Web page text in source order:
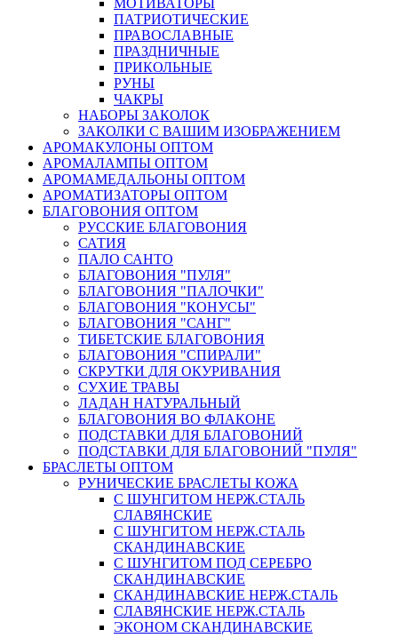
МОТИВАТОРЫ
ПАТРИОТИЧЕСКИЕ
ПРАВОСЛАВНЫЕ
ПРАЗДНИЧНЫЕ
ПРИКОЛЬНЫЕ
РУНЫ
ЧАКРЫ
НАБОРЫ ЗАКОЛОК
ЗАКОЛКИ С ВАШИМ ИЗОБРАЖЕНИЕМ
АРОМАКУЛОНЫ ОПТОМ
АРОМАЛАМПЫ ОПТОМ
АРОМАМЕДАЛЬОНЫ ОПТОМ
АРОМАТИЗАТОРЫ ОПТОМ
БЛАГОВОНИЯ ОПТОМ
РУССКИЕ БЛАГОВОНИЯ
САТИЯ
ПАЛО САНТО
БЛАГОВОНИЯ "ПУЛЯ"
БЛАГОВОНИЯ "ПАЛОЧКИ"
БЛАГОВОНИЯ "КОНУСЫ"
БЛАГОВОНИЯ "САНГ"
ТИБЕТСКИЕ БЛАГОВОНИЯ
БЛАГОВОНИЯ "СПИРАЛИ"
СКРУТКИ ДЛЯ ОКУРИВАНИЯ
СУХИЕ ТРАВЫ
ЛАДАН НАТУРАЛЬНЫЙ
БЛАГОВОНИЯ ВО ФЛАКОНЕ
ПОДСТАВКИ ДЛЯ БЛАГОВОНИЙ
ПОДСТАВКИ ДЛЯ БЛАГОВОНИЙ "ПУЛЯ"
БРАСЛЕТЫ ОПТОМ
РУНИЧЕСКИЕ БРАСЛЕТЫ КОЖА
C ШУНГИТОМ НЕРЖ.СТАЛЬ
СЛАВЯНСКИЕ
С ШУНГИТОМ НЕРЖ.СТАЛЬ
СКАНДИНАВСКИЕ
С ШУНГИТОМ ПОД СЕРЕБРО
СКАНДИНАВСКИЕ
СКАНДИНАВСКИЕ НЕРЖ.СТАЛЬ
СЛАВЯНСКИЕ НЕРЖ.СТАЛЬ
ЭКОНОМ СКАНДИНАВСКИЕ